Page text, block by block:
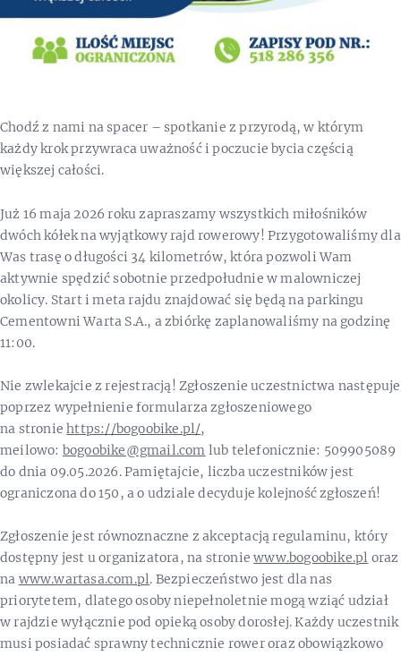
Chodź z nami na spacer – spotkanie z przyrodą, w którym
każdy krok przywraca uważność i poczucie bycia częścią
większej całości.
Już 16 maja 2026 roku zapraszamy wszystkich miłośników
dwóch kółek na wyjątkowy rajd rowerowy! Przygotowaliśmy dla
Was trasę o długości 34 kilometrów, która pozwoli Wam
aktywnie spędzić sobotnie przedpołudnie w malowniczej
okolicy. Start i meta rajdu znajdować się będą na parkingu
Cementowni Warta S.A., a zbiórkę zaplanowaliśmy na godzinę
11:00.
Nie zwlekajcie z rejestracją! Zgłoszenie uczestnictwa następuje
poprzez wypełnienie formularza zgłoszeniowego
na stroniehttps://bogoobike.pl/,
meilowo: bogoobike@gmail.com lub telefonicznie: 509905089
do dnia 09.05.2026. Pamiętajcie, liczba uczestników jest
ograniczona do 150, a o udziale decyduje kolejność zgłoszeń!
Zgłoszenie jest równoznaczne z akceptacją regulaminu, który
dostępny jest u organizatora, na stroniewww.bogoobike.pl oraz
na www.wartasa.com.pl. Bezpieczeństwo jest dla nas
priorytetem, dlatego osoby niepełnoletnie mogą wziąć udział
w rajdzie wyłącznie pod opieką osoby dorosłej. Każdy uczestnik
musi posiadać sprawny technicznie rower oraz obowiązkowo